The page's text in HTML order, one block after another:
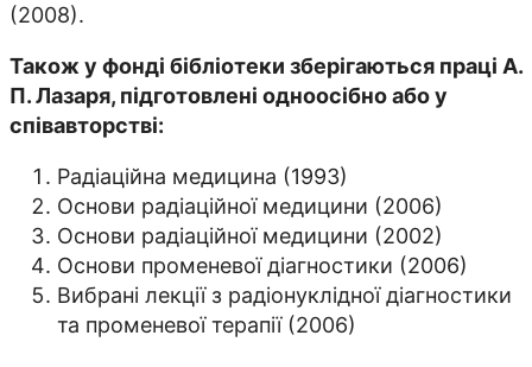
(2008).
Також у фонді бібліотеки зберігаються праці А.
П. Лазаря, підготовлені одноосібно або у
співавторстві:
Радіаційна медицина (1993)
Основи радіаційної медицини (2006)
Основи радіаційної медицини (2002)
Основи променевої діагностики (2006)
Вибрані лекції з радіонуклідної діагностики
та променевої терапії (2006)